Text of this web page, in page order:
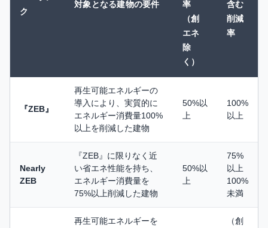
ク
対象となる建物の要件
率
（創
エネ
除
く）
含む
削減
率
『ZEB』
再生可能エネルギーの
導入により、実質的に
エネルギー消費量100%
以上を削減した建物
50%以
上
100%
以上
Nearly
ZEB
『ZEB』に限りなく近
い省エネ性能を持ち、
エネルギー消費量を
75%以上削減した建物
50%以
上
75%
以上
100%
未満
再生可能エネルギーを
（創